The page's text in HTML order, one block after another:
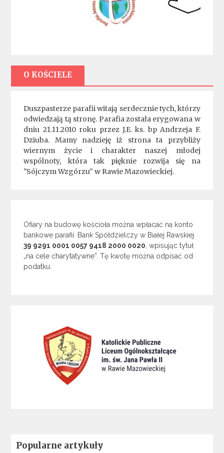
O KOŚCIELE
Duszpasterze parafii witają serdecznie tych, którzy
odwiedzają tą stronę. Parafia została erygowana w
dniu 21.11.2010 roku przez J.E. ks. bp Andrzeja F.
Dziuba. Mamy nadzieję iż strona ta przybliży
wiernym życie i charakter naszej młodej
wspólnoty, która tak pięknie rozwija się na
"Sójczym Wzgórzu" w Rawie Mazowieckiej.
Ofiary na budowę kościoła można wpłacać na konto
bankowe parafii: Bank Spółdzielczy w Białej Rawskiej
39 9291 0001 0057 9418 2000 0020 , wpisując tytuł
„na cele charytatywne”. Tę kwotę można odpisać od
podatku.
Popularne artykuły